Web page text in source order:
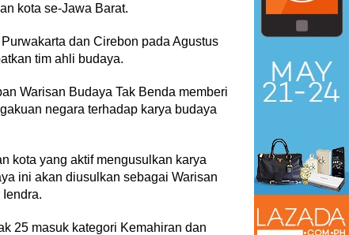
kota se-Jawa Barat.
dan Cirebon pada Agustus
tim ahli budaya.
Warisan Budaya Tak Benda memberi
negara terhadap karya budaya
kota yang aktif mengusulkan karya
ini akan diusulkan sebagai Warisan
Iendra.
25 masuk kategori Kemahiran dan